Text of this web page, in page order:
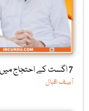
7 اگست کے احتجاج میں شرکت کیوں ضروری ہے؟
آصف اقبال